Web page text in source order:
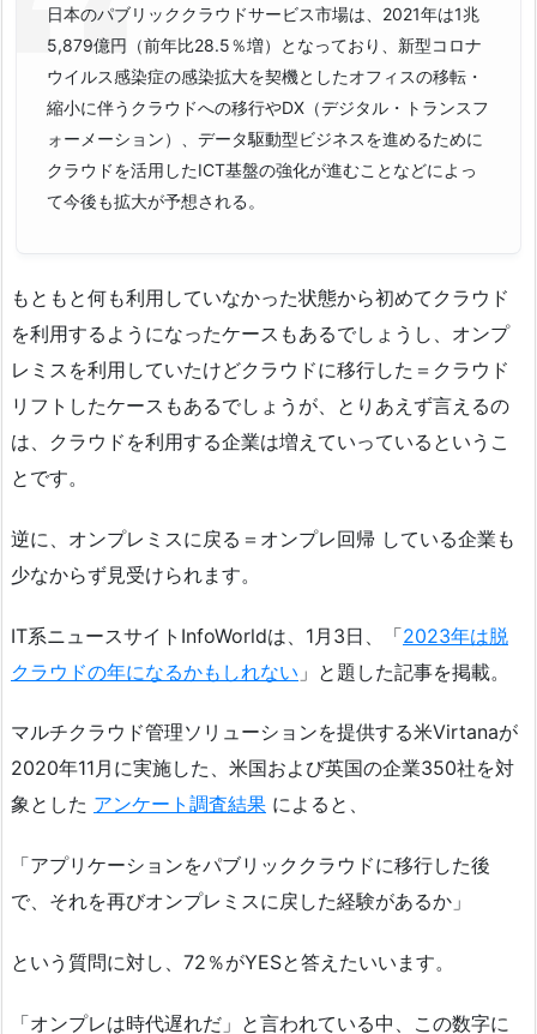
日本のパブリッククラウドサービス市場は、2021年は1兆
5,879億円（前年比28.5％増）となっており、新型コロナ
ウイルス感染症の感染拡大を契機としたオフィスの移転・
縮小に伴うクラウドへの移行やDX（デジタル・トランスフ
ォーメーション）、データ駆動型ビジネスを進めるために
クラウドを活用したICT基盤の強化が進むことなどによっ
て今後も拡大が予想される。
もともと何も利用していなかった状態から初めてクラウド
を利用するようになったケースもあるでしょうし、オンプ
レミスを利用していたけどクラウドに移行した＝クラウド
リフトしたケースもあるでしょうが、とりあえず言えるの
は、クラウドを利用する企業は増えていっているというこ
とです。
逆に、オンプレミスに戻る＝オンプレ回帰 している企業も
少なからず見受けられます。
IT系ニュースサイトInfoWorldは、1月3日、「2023年は脱
クラウドの年になるかもしれない 」と題した記事を掲載。
マルチクラウド管理ソリューションを提供する米Virtanaが
2020年11月に実施した、米国および英国の企業350社を対
象とした アンケート調査結果 によると、
「アプリケーションをパブリッククラウドに移行した後
で、それを再びオンプレミスに戻した経験があるか」
という質問に対し、72％がYESと答えたいいます。
「オンプレは時代遅れだ」と言われている中、この数字に